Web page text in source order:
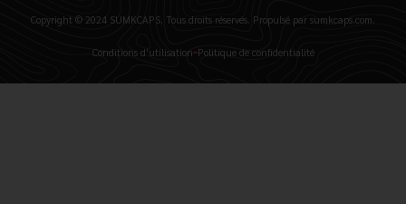
Copyright © 2024 SUMKCAPS, Tous droits réservés. Propulsé par sumkcaps.com.
Conditions d'utilisation Politique de confidentialité